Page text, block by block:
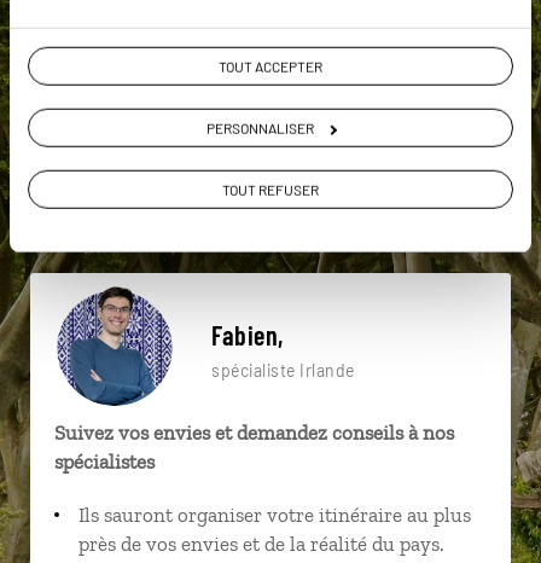
TOUT ACCEPTER
PERSONNALISER
TOUT REFUSER
Burren Cathédrale St Patrick
Belfast Carrick a Rede Chaussée des Géants
Comté de Mayo Belfast
Fabien,
spécialiste Irlande
Suivez vos envies et demandez conseils à nos
spécialistes
Ils sauront organiser votre itinéraire au plus
près de vos envies et de la réalité du pays.